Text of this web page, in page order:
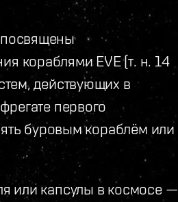
кораблями EVE (т. н. 14
действующих в
первого
буровым кораблём или
или капсулы в космосе —